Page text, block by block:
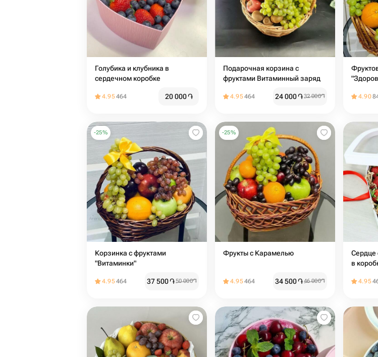
Голубика и клубника в
сердечном коробке
4.95464 20 000֏
Подарочная корзина с
фруктами Витаминный заряд
4.95464 24 000֏32 000֏ 4.90
-25%
Корзинка с фруктами
"Витаминки"
4.95464 37 500֏50 000֏
-25%
Фрукты с Карамелью
4.95464 34 500֏46 000֏
Сердце
в
4.95